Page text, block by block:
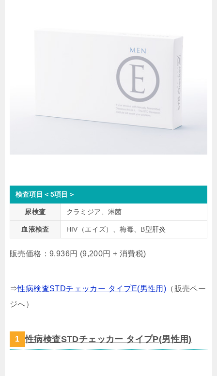
検査項目＜5項目＞
尿検査 クラミジア、淋菌
血液検査 HIV（エイズ）、梅毒、B型肝炎
販売価格：9,936円 (9,200円 + 消費税)
⇒性病検査STDチェッカー タイプE(男性用) （販売ペー
ジへ）
性病検査STDチェッカー タイプP(男性用)